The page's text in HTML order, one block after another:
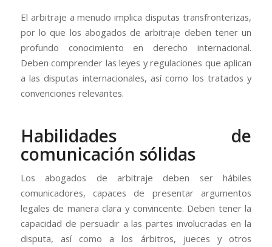
El arbitraje a menudo implica disputas transfronterizas,
por lo que los abogados de arbitraje deben tener un
profundo conocimiento en derecho internacional.
Deben comprender las leyes y regulaciones que aplican
a las disputas internacionales, así como los tratados y
convenciones relevantes.
Habilidades de
comunicación sólidas
Los abogados de arbitraje deben ser hábiles
comunicadores, capaces de presentar argumentos
legales de manera clara y convincente. Deben tener la
capacidad de persuadir a las partes involucradas en la
disputa, así como a los árbitros, jueces y otros